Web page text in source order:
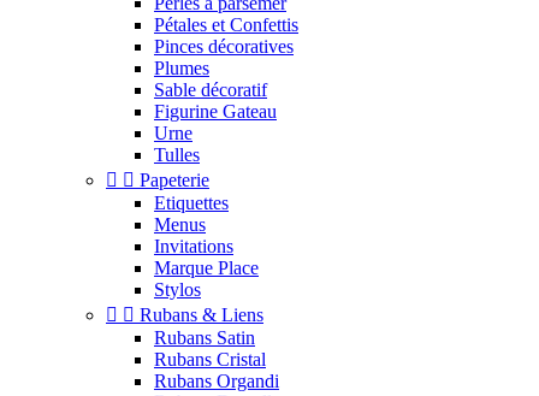
Pétales et Confettis
Pinces décoratives
Plumes
Sable décoratif
Figurine Gateau
Urne
Tulles
  Papeterie
Etiquettes
Menus
Invitations
Marque Place
Stylos
  Rubans & Liens
Rubans Satin
Rubans Cristal
Rubans Organdi